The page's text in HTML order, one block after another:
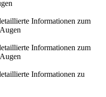
Informationen zum
Informationen zum
Informationen zu